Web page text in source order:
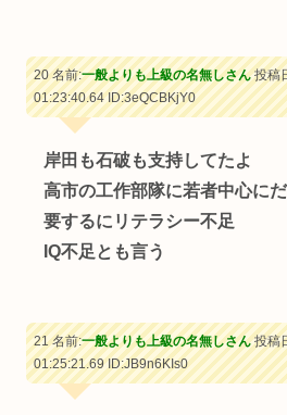
20 名前:一般よりも上級の名無しさん投稿
01:23:40.64ID:3eQCBKjY0
岸田も石破も支持してたよ
高市の工作部隊に若者中心に
要するにリテラシー不足
IQ不足とも言う
21 名前:一般よりも上級の名無しさん投稿
01:25:21.69ID:JB9n6KIs0